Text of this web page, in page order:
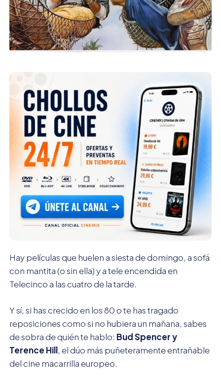
Hay películas que huelen a siesta de domingo, a sofá
con mantita (o sin ella) y a tele encendida en
Telecinco a las cuatro de la tarde.
Y sí, si has crecido en los 80 o te has tragado
reposiciones como si no hubiera un mañana, sabes
de sobra de quién te hablo: Bud Spencer y
Terence Hill, el dúo más puñeteramente entrañable
del cine macarrilla europeo.